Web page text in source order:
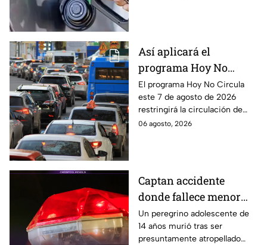
Así aplicará el
programa Hoy No
Circula este 7 de agosto
de 2026 en CDMX y
Edomex
El programa Hoy No Circula
este 7 de agosto de 2026
restringirá la circulación de
vehículos en la Ciudad de
06 agosto, 2026
Captan accidente
donde fallece menor
peregrino en Estado de
México
Un peregrino adolescente de
14 años murió tras ser
presuntamente atropellado